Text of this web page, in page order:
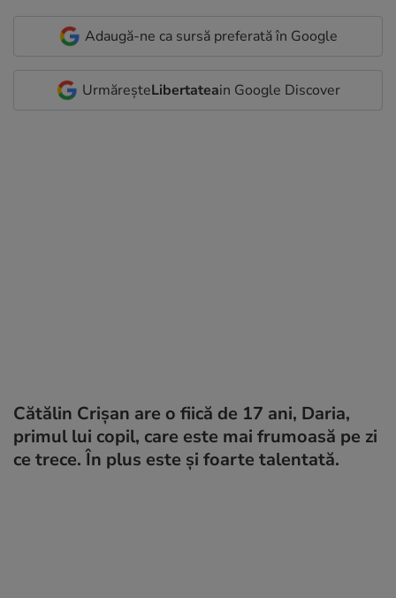
Adaugă-ne ca sursă preferată în Google
UrmăreșteLibertateain Google Discover
Cătălin Crișan are o fiică de 17 ani, Daria,
primul lui copil, care este mai frumoasă pe zi
ce trece. În plus este și foarte talentată.